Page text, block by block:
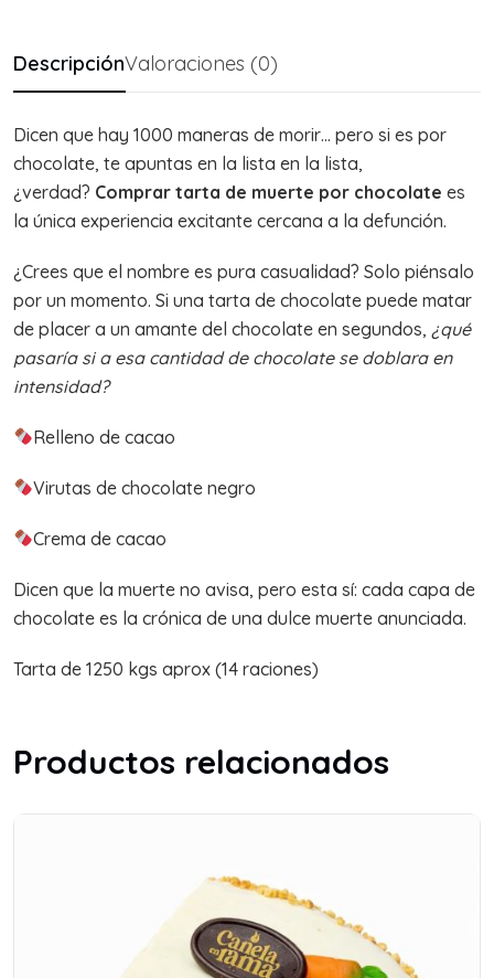
DescripciónValoraciones (0)
Dicen que hay 1000 maneras de morir… pero si es por
chocolate, te apuntas en la lista en la lista,
¿verdad? Comprar tarta de muerte por chocolate es
la única experiencia excitante cercana a la defunción.
¿Crees que el nombre es pura casualidad? Solo piénsalo
por un momento. Si una tarta de chocolate puede matar
de placer a un amante del chocolate en segundos, ¿qué
pasaría si a esa cantidad de chocolate se doblara en
intensidad?
Relleno de cacao
Virutas de chocolate negro
Crema de cacao
Dicen que la muerte no avisa, pero esta sí: cada capa de
chocolate es la crónica de una dulce muerte anunciada.
Tarta de 1250 kgs aprox (14 raciones)
Productos relacionados